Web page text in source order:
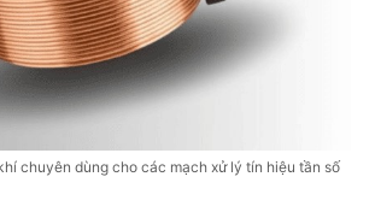
chuyên dùng cho các mạch xử lý tín hiệu tần số